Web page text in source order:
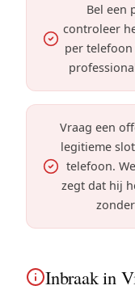
Bel een
controleer
per telefoon
Vraag een
legitieme
telefoon.
zegt dat hij
Inbraak in